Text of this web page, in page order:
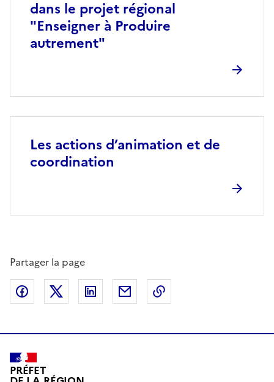
dans le projet régional
"Enseigner à Produire
autrement"
Les actions d’animation et de
coordination
Partager la page
Partager sur Facebook
Partager sur X (anciennement Twitter)
Partager sur LinkedIn
Partager par email
PRÉFET